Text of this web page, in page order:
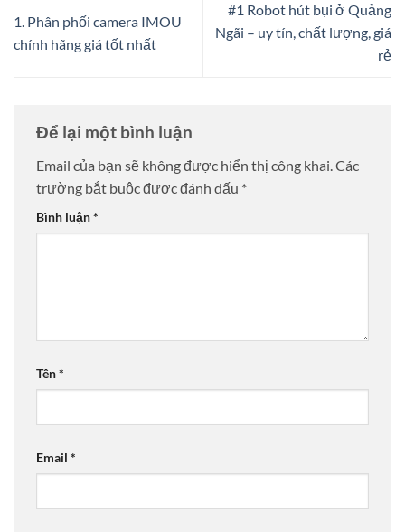
1. Phân phối camera IMOU
chính hãng giá tốt nhất
#1 Robot hút bụi ở Quảng
Ngãi – uy tín, chất lượng, giá
rẻ
Để lại một bình luận
Email của bạn sẽ không được hiển thị công khai.Các
trường bắt buộc được đánh dấu *
Bình luận*
Tên*
Email *